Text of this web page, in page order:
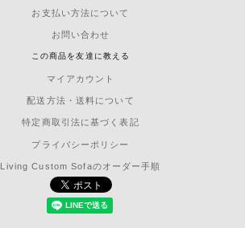
お支払い方法について
お問い合わせ
この商品を友達に教える
マイアカウント
配送方法・送料について
特定商取引法に基づく表記
プライバシーポリシー
Living Custom Sofaのオーダー手順